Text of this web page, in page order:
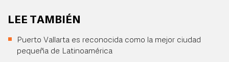
LEE TAMBIÉN
Puerto Vallarta es reconocida como la mejor ciudad
pequeña de Latinoamérica